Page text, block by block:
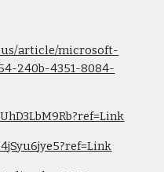
article/microsoft-
240b-4351-8084-